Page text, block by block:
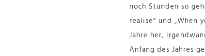
noch Stunden so
realise“ und „When
Jahre her,
Anfang des Jahres